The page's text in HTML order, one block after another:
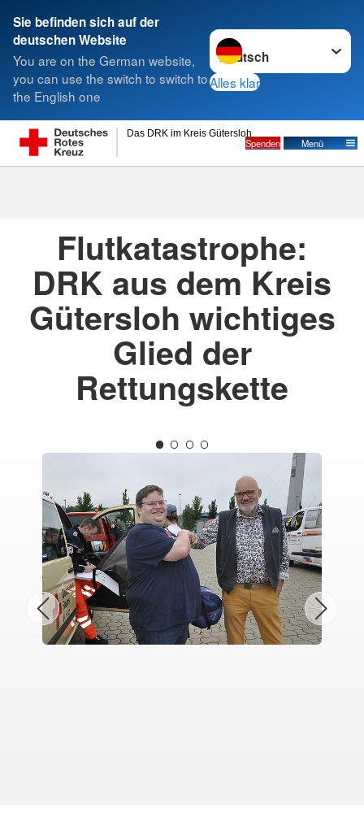
Sie befinden sich auf der
deutschen Website
You are on the German website,
you can use the switch to switch to
the English one
Sprache wechseln zu
Alles klar
Das DRK im Kreis Gütersloh
Spenden Menü
Suche
Flutkatastrophe:
DRK aus dem Kreis
Gütersloh wichtiges
Glied der
Rettungskette